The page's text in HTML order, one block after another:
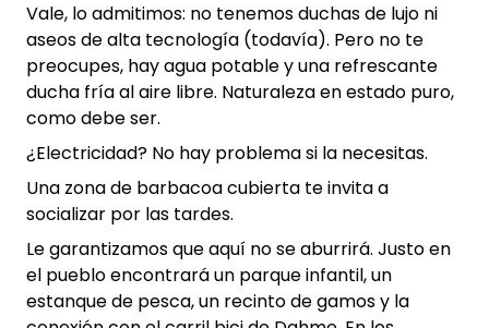
Vale, lo admitimos: no tenemos duchas de lujo ni
aseos de alta tecnología (todavía). Pero no te
preocupes, hay agua potable y una refrescante
ducha fría al aire libre. Naturaleza en estado puro,
como debe ser.
¿Electricidad? No hay problema si la necesitas.
Una zona de barbacoa cubierta te invita a
socializar por las tardes.
Le garantizamos que aquí no se aburrirá. Justo en
el pueblo encontrará un parque infantil, un
estanque de pesca, un recinto de gamos y la